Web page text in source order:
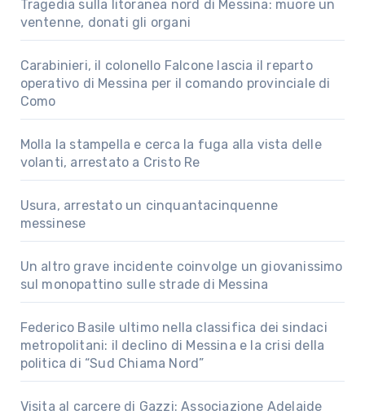
Tragedia sulla litoranea nord di Messina: muore un
ventenne, donati gli organi
Carabinieri, il colonello Falcone lascia il reparto
operativo di Messina per il comando provinciale di
Como
Molla la stampella e cerca la fuga alla vista delle
volanti, arrestato a Cristo Re
Usura, arrestato un cinquantacinquenne
messinese
Un altro grave incidente coinvolge un giovanissimo
sul monopattino sulle strade di Messina
Federico Basile ultimo nella classifica dei sindaci
metropolitani: il declino di Messina e la crisi della
politica di “Sud Chiama Nord”
Visita al carcere di Gazzi: Associazione Adelaide